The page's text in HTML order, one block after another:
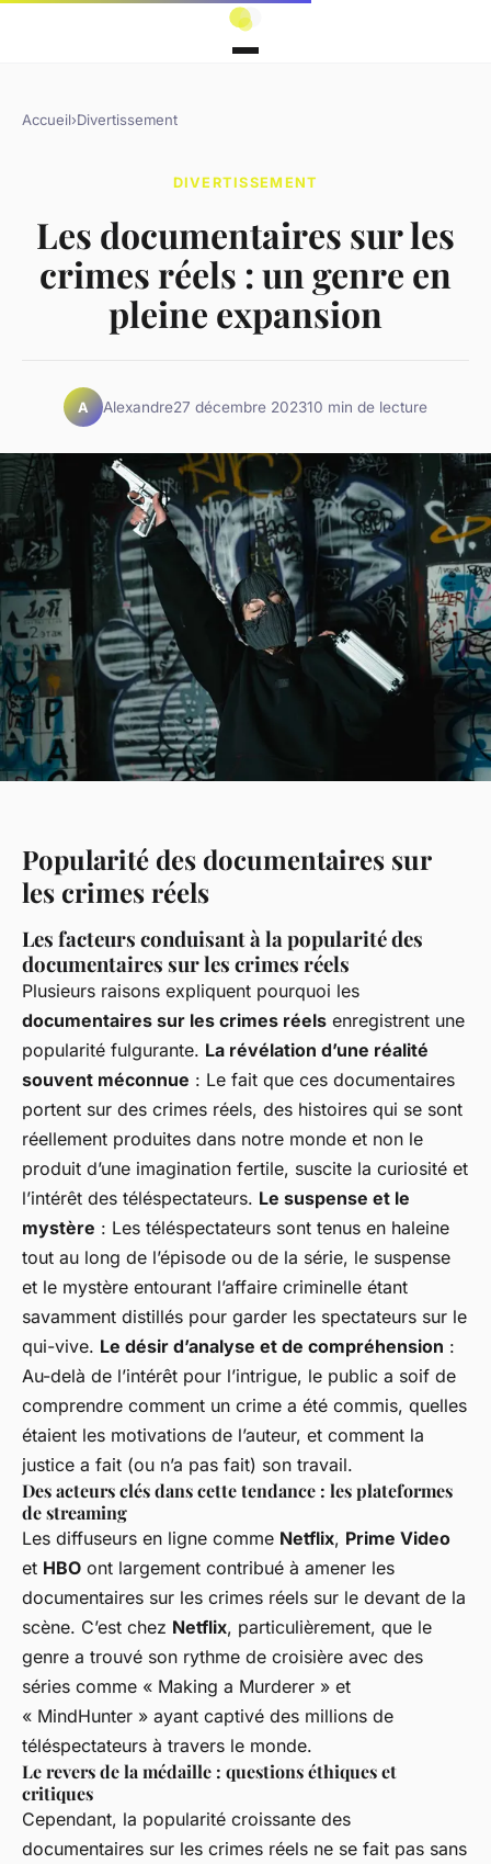
Accueil›Divertissement
DIVERTISSEMENT
Les documentaires sur les
crimes réels : un genre en
pleine expansion
A Alexandre27 décembre 202310 min de lecture
Popularité des documentaires sur
les crimes réels
Les facteurs conduisant à la popularité des
documentaires sur les crimes réels
Plusieurs raisons expliquent pourquoi les
documentaires sur les crimes réels enregistrent une
popularité fulgurante. La révélation d’une réalité
souvent méconnue : Le fait que ces documentaires
portent sur des crimes réels, des histoires qui se sont
réellement produites dans notre monde et non le
produit d’une imagination fertile, suscite la curiosité et
l’intérêt des téléspectateurs. Le suspense et le
mystère : Les téléspectateurs sont tenus en haleine
tout au long de l’épisode ou de la série, le suspense
et le mystère entourant l’affaire criminelle étant
savamment distillés pour garder les spectateurs sur le
qui-vive. Le désir d’analyse et de compréhension :
Au-delà de l’intérêt pour l’intrigue, le public a soif de
comprendre comment un crime a été commis, quelles
étaient les motivations de l’auteur, et comment la
justice a fait (ou n’a pas fait) son travail.
Des acteurs clés dans cette tendance : les plateformes
de streaming
Les diffuseurs en ligne comme Netflix, Prime Video
et HBO ont largement contribué à amener les
documentaires sur les crimes réels sur le devant de la
scène. C’est chez Netflix, particulièrement, que le
genre a trouvé son rythme de croisière avec des
séries comme « Making a Murderer » et
« MindHunter » ayant captivé des millions de
téléspectateurs à travers le monde.
Le revers de la médaille : questions éthiques et
critiques
Cependant, la popularité croissante des
documentaires sur les crimes réels ne se fait pas sans